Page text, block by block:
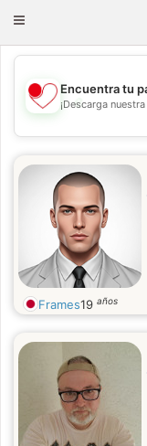
Toggle
💖
Encuentra tu
¡Descarga
Frames19 años